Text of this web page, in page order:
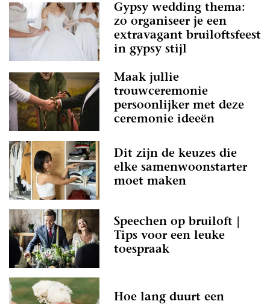
Gypsy wedding thema:
zo organiseer je een
extravagant bruiloftsfeest
in gypsy stijl
Maak jullie
trouwceremonie
persoonlijker met deze
ceremonie ideeën
Dit zijn de keuzes die
elke samenwoonstarter
moet maken
Speechen op bruiloft |
Tips voor een leuke
toespraak
Hoe lang duurt een